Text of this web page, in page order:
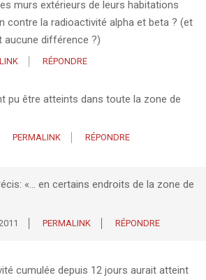
murs extérieurs de leurs habitations
contre la radioactivité alpha et beta ? (et
aucune différence ?)
RÉPONDRE
pu être atteints dans toute la zone de
PERMALINK RÉPONDRE
«… en certains endroits de la zone de
PERMALINK RÉPONDRE
cumulée depuis 12 jours aurait atteint